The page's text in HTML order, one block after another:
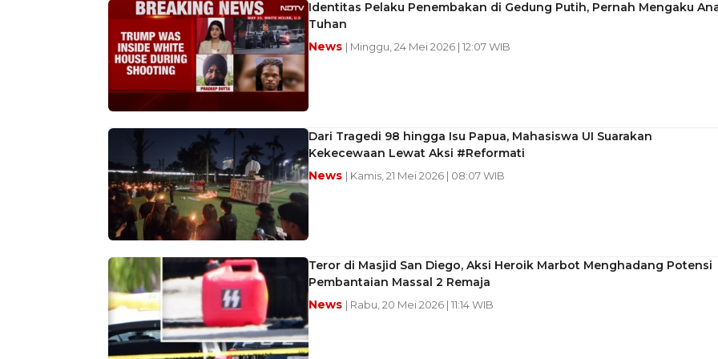
Identitas Pelaku Penembakan di Gedung Putih, Pernah Mengaku
Tuhan
News | Minggu, 24 Mei 2026 | 12:07 WIB
Dari Tragedi 98 hingga Isu Papua, Mahasiswa UI Suarakan
Kekecewaan Lewat Aksi #Reformati
News | Kamis, 21 Mei 2026 | 08:07 WIB
Teror di Masjid San Diego, Aksi Heroik Marbot Menghadang Potensi
Pembantaian Massal 2 Remaja
News | Rabu, 20 Mei 2026 | 11:14 WIB